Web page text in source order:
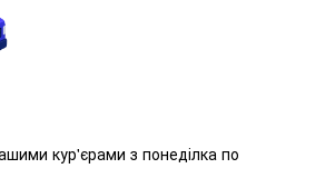
кур'єрами з понеділка по